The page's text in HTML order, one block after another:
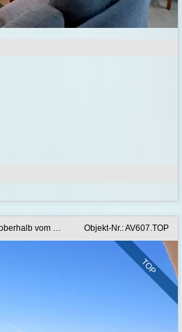
Cala Mandia: Traumwohnung oberhalb vom Strand mit atemberaubendem Meerblick Objekt-Nr.: AV607.TOP
TOP